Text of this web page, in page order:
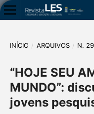
INÍCIO / ARQUIVOS / N.
“HOJE SEU
MUNDO”:
jovens